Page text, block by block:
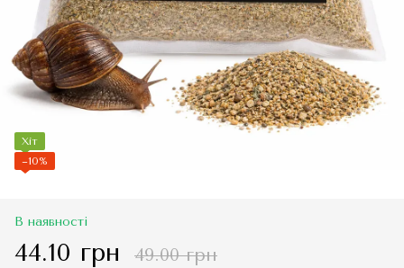
Хіт
−10%
В наявності
44.10 грн 49.00 грн